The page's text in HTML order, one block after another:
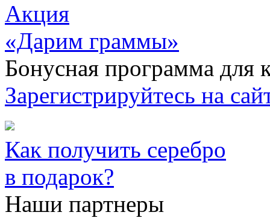
Акция
«Дарим граммы»
Бонусная программа для
Зарегистрируйтесь на
Как получить серебро
в подарок?
Наши партнеры